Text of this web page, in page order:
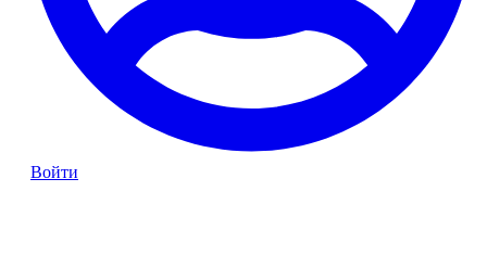
Войти